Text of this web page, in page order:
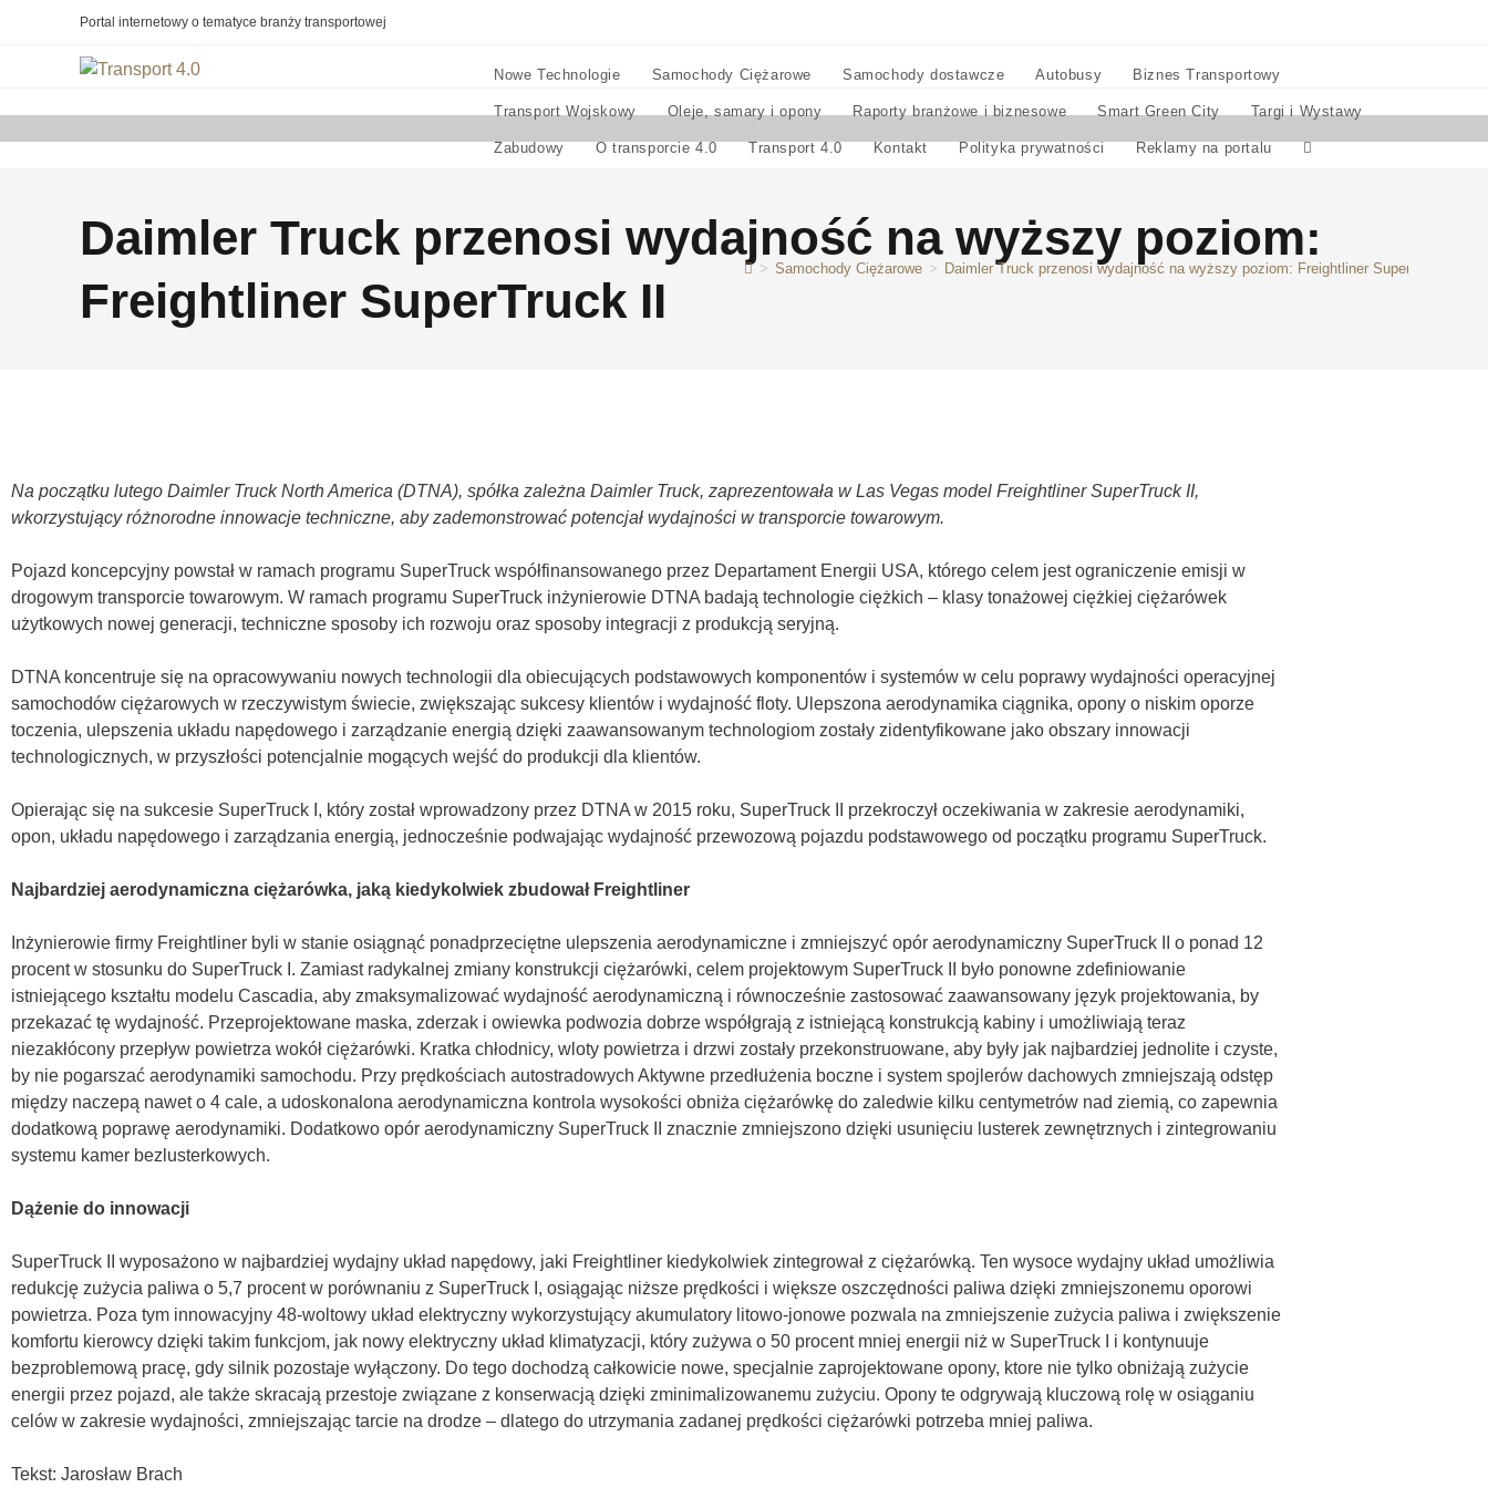
Portal internetowy o tematyce branży transportowej
Nowe Technologie Samochody Ciężarowe Samochody dostawcze Autobusy Biznes Transportowy
Transport Wojskowy Oleje, samary i opony Raporty branżowe i biznesowe Smart Green City Targi i Wystawy
Zabudowy O transporcie 4.0 Transport 4.0 Kontakt Polityka prywatności Reklamy na portalu
Daimler Truck przenosi wydajność na wyższy poziom:
Freightliner SuperTruck II
> Samochody Ciężarowe > Daimler Truck przenosi wydajność na wyższy poziom: Freightliner SuperTruck II
Na początku lutego Daimler Truck North America (DTNA), spółka zależna Daimler Truck, zaprezentowała w Las Vegas model Freightliner SuperTruck II,
wkorzystujący różnorodne innowacje techniczne, aby zademonstrować potencjał wydajności w transporcie towarowym.
Pojazd koncepcyjny powstał w ramach programu SuperTruck współfinansowanego przez Departament Energii USA, którego celem jest ograniczenie emisji w
drogowym transporcie towarowym. W ramach programu SuperTruck inżynierowie DTNA badają technologie ciężkich – klasy tonażowej ciężkiej ciężarówek
użytkowych nowej generacji, techniczne sposoby ich rozwoju oraz sposoby integracji z produkcją seryjną.
DTNA koncentruje się na opracowywaniu nowych technologii dla obiecujących podstawowych komponentów i systemów w celu poprawy wydajności operacyjnej
samochodów ciężarowych w rzeczywistym świecie, zwiększając sukcesy klientów i wydajność floty. Ulepszona aerodynamika ciągnika, opony o niskim oporze
toczenia, ulepszenia układu napędowego i zarządzanie energią dzięki zaawansowanym technologiom zostały zidentyfikowane jako obszary innowacji
technologicznych, w przyszłości potencjalnie mogących wejść do produkcji dla klientów.
Opierając się na sukcesie SuperTruck I, który został wprowadzony przez DTNA w 2015 roku, SuperTruck II przekroczył oczekiwania w zakresie aerodynamiki,
opon, układu napędowego i zarządzania energią, jednocześnie podwajając wydajność przewozową pojazdu podstawowego od początku programu SuperTruck.
Najbardziej aerodynamiczna ciężarówka, jaką kiedykolwiek zbudował Freightliner
Inżynierowie firmy Freightliner byli w stanie osiągnąć ponadprzeciętne ulepszenia aerodynamiczne i zmniejszyć opór aerodynamiczny SuperTruck II o ponad 12
procent w stosunku do SuperTruck I. Zamiast radykalnej zmiany konstrukcji ciężarówki, celem projektowym SuperTruck II było ponowne zdefiniowanie
istniejącego kształtu modelu Cascadia, aby zmaksymalizować wydajność aerodynamiczną i równocześnie zastosować zaawansowany język projektowania, by
przekazać tę wydajność. Przeprojektowane maska, zderzak i owiewka podwozia dobrze współgrają z istniejącą konstrukcją kabiny i umożliwiają teraz
niezakłócony przepływ powietrza wokół ciężarówki. Kratka chłodnicy, wloty powietrza i drzwi zostały przekonstruowane, aby były jak najbardziej jednolite i czyste,
by nie pogarszać aerodynamiki samochodu. Przy prędkościach autostradowych Aktywne przedłużenia boczne i system spojlerów dachowych zmniejszają odstęp
między naczepą nawet o 4 cale, a udoskonalona aerodynamiczna kontrola wysokości obniża ciężarówkę do zaledwie kilku centymetrów nad ziemią, co zapewnia
dodatkową poprawę aerodynamiki. Dodatkowo opór aerodynamiczny SuperTruck II znacznie zmniejszono dzięki usunięciu lusterek zewnętrznych i zintegrowaniu
systemu kamer bezlusterkowych.
Dążenie do innowacji
SuperTruck II wyposażono w najbardziej wydajny układ napędowy, jaki Freightliner kiedykolwiek zintegrował z ciężarówką. Ten wysoce wydajny układ umożliwia
redukcję zużycia paliwa o 5,7 procent w porównaniu z SuperTruck I, osiągając niższe prędkości i większe oszczędności paliwa dzięki zmniejszonemu oporowi
powietrza. Poza tym innowacyjny 48-woltowy układ elektryczny wykorzystujący akumulatory litowo-jonowe pozwala na zmniejszenie zużycia paliwa i zwiększenie
komfortu kierowcy dzięki takim funkcjom, jak nowy elektryczny układ klimatyzacji, który zużywa o 50 procent mniej energii niż w SuperTruck I i kontynuuje
bezproblemową pracę, gdy silnik pozostaje wyłączony. Do tego dochodzą całkowicie nowe, specjalnie zaprojektowane opony, ktore nie tylko obniżają zużycie
energii przez pojazd, ale także skracają przestoje związane z konserwacją dzięki zminimalizowanemu zużyciu. Opony te odgrywają kluczową rolę w osiąganiu
celów w zakresie wydajności, zmniejszając tarcie na drodze – dlatego do utrzymania zadanej prędkości ciężarówki potrzeba mniej paliwa.
Tekst: Jarosław Brach